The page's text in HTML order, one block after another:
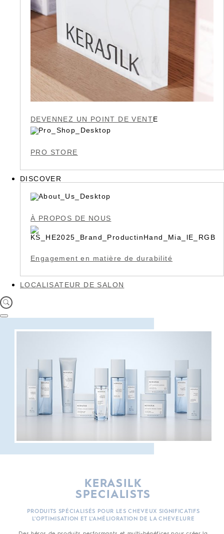
DEVENNEZ UN POINT DE VENTE
PRO STORE
DISCOVER
À PROPOS DE NOUS
Engagement en matière de durabilité
LOCALISATEUR DE SALON
KERASILK
SPECIALISTS
PRODUITS SPÉCIALISÉS POUR LES CHEVEUX SIGNIFICATIFS
L'OPTIMISATION ET L'AMÉLIORATION DE LA CHEVELURE